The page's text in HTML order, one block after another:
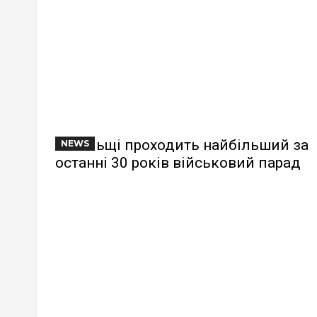
NEWS
У Польщі проходить найбільший за
останні 30 років військовий парад